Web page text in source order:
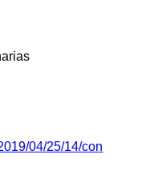
04/25/14/con